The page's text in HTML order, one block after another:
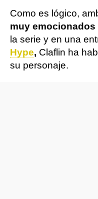
Como es lógico,
muy emocionados
la serie y en una
Hype, Claflin ha
su personaje.